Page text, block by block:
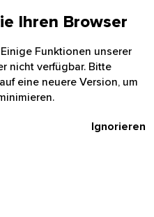
Ihren Browser
Funktionen unserer
nicht verfügbar. Bitte
eine neuere Version, um
Ignorieren